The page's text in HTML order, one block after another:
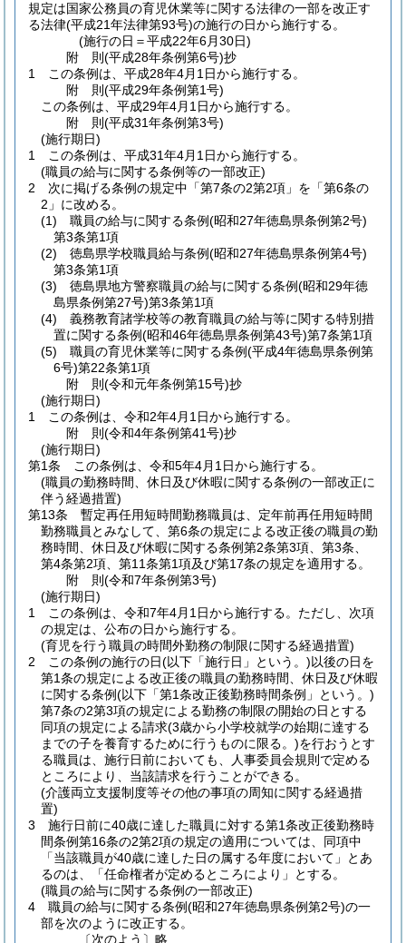
規定は国家公務員の育児休業等に関する法律の一部を改正す
る法律(平成21年法律第93号)の施行の日から施行する。
(施行の日＝平成22年6月30日)
附 則(平成28年条例第6号)抄
1
この条例は、平成28年4月1日から施行する。
附 則(平成29年条例第1号)
この条例は、平成29年4月1日から施行する。
附 則(平成31年条例第3号)
(施行期日)
1
この条例は、平成31年4月1日から施行する。
(職員の給与に関する条例等の一部改正)
2
次に掲げる条例の規定中「第7条の2第2項」を「第6条の
2」に改める。
(1)
職員の給与に関する条例(昭和27年徳島県条例第2号)
第3条第1項
(2)
徳島県学校職員給与条例(昭和27年徳島県条例第4号)
第3条第1項
(3)
徳島県地方警察職員の給与に関する条例(昭和29年徳
島県条例第27号)第3条第1項
(4)
義務教育諸学校等の教育職員の給与等に関する特別措
置に関する条例(昭和46年徳島県条例第43号)第7条第1項
(5)
職員の育児休業等に関する条例(平成4年徳島県条例第
6号)第22条第1項
附 則(令和元年条例第15号)抄
(施行期日)
1
この条例は、令和2年4月1日から施行する。
附 則(令和4年条例第41号)抄
(施行期日)
第1条
この条例は、令和5年4月1日から施行する。
(職員の勤務時間、休日及び休暇に関する条例の一部改正に
伴う経過措置)
第13条
暫定再任用短時間勤務職員は、定年前再任用短時間
勤務職員とみなして、第6条の規定による改正後の職員の勤
務時間、休日及び休暇に関する条例第2条第3項、第3条、
第4条第2項、第11条第1項及び第17条の規定を適用する。
附 則(令和7年条例第3号)
(施行期日)
1
この条例は、令和7年4月1日から施行する。 ただし、次項
の規定は、公布の日から施行する。
(育児を行う職員の時間外勤務の制限に関する経過措置)
2
この条例の施行の日(以下「施行日」という。)以後の日を
第1条の規定による改正後の職員の勤務時間、休日及び休暇
に関する条例(以下「第1条改正後勤務時間条例」という。)
第7条の2第3項の規定による勤務の制限の開始の日とする
同項の規定による請求(3歳から小学校就学の始期に達する
までの子を養育するために行うものに限る。)を行おうとす
る職員は、施行日前においても、人事委員会規則で定める
ところにより、当該請求を行うことができる。
(介護両立支援制度等その他の事項の周知に関する経過措
置)
3
施行日前に40歳に達した職員に対する第1条改正後勤務時
間条例第16条の2第2項の規定の適用については、同項中
「当該職員が40歳に達した日の属する年度において」とあ
るのは、「任命権者が定めるところにより」とする。
(職員の給与に関する条例の一部改正)
4
職員の給与に関する条例(昭和27年徳島県条例第2号)の一
部を次のように改正する。
〔次のよう〕略